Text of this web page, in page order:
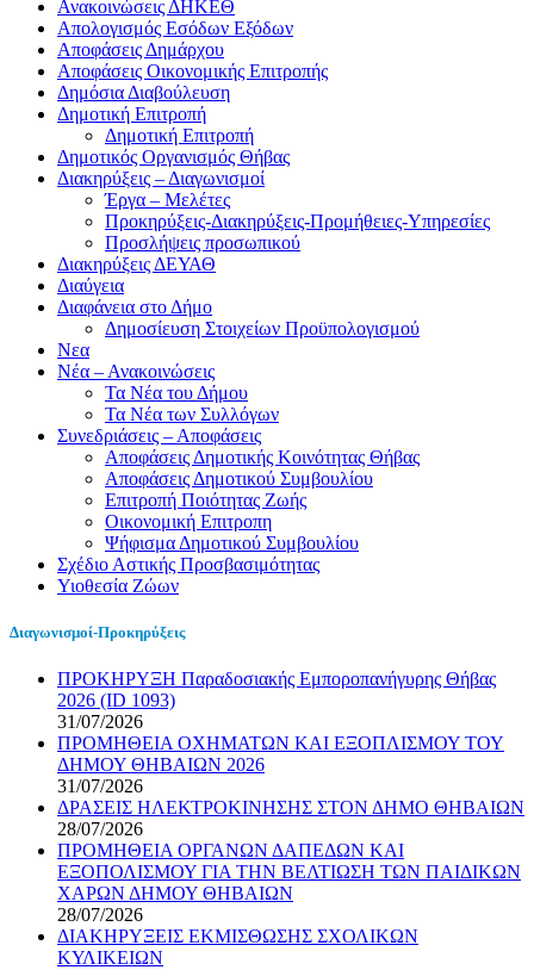
Ανακοινώσεις ΔΗΚΕΘ
Απολογισμός Εσόδων Εξόδων
Αποφάσεις Δημάρχου
Αποφάσεις Οικονομικής Επιτροπής
Δημόσια Διαβούλευση
Δημοτική Επιτροπή
Δημοτική Επιτροπή
Δημοτικός Οργανισμός Θήβας
Διακηρύξεις – Διαγωνισμοί
Έργα – Μελέτες
Προκηρύξεις-Διακηρύξεις-Προμήθειες-Υπηρεσίες
Προσλήψεις προσωπικού
Διακηρύξεις ΔΕΥΑΘ
Διαύγεια
Διαφάνεια στο Δήμο
Δημοσίευση Στοιχείων Προϋπολογισμού
Νεα
Νέα – Ανακοινώσεις
Τα Νέα του Δήμου
Τα Νέα των Συλλόγων
Συνεδριάσεις – Αποφάσεις
Αποφάσεις Δημοτικής Κοινότητας Θήβας
Αποφάσεις Δημοτικού Συμβουλίου
Επιτροπή Ποιότητας Ζωής
Οικονομική Επιτροπη
Ψήφισμα Δημοτικού Συμβουλίου
Σχέδιο Αστικής Προσβασιμότητας
Υιοθεσία Ζώων
Διαγωνισμοί-Προκηρύξεις
ΠΡΟΚΗΡΥΞΗ Παραδοσιακής Εμποροπανήγυρης Θήβας
2026 (ID 1093)
31/07/2026
ΠΡΟΜΗΘΕΙΑ ΟΧΗΜΑΤΩΝ ΚΑΙ ΕΞΟΠΛΙΣΜΟΥ ΤΟΥ
ΔΗΜΟΥ ΘΗΒΑΙΩΝ 2026
31/07/2026
ΔΡΑΣΕΙΣ ΗΛΕΚΤΡΟΚΙΝΗΣΗΣ ΣΤΟΝ ΔΗΜΟ ΘΗΒΑΙΩΝ
28/07/2026
ΠΡΟΜΗΘΕΙΑ ΟΡΓΑΝΩΝ ΔΑΠΕΔΩΝ ΚΑΙ
ΕΞΟΠΟΛΙΣΜΟΥ ΓΙΑ ΤΗΝ ΒΕΛΤΙΩΣΗ ΤΩΝ ΠΑΙΔΙΚΩΝ
ΧΑΡΩΝ ΔΗΜΟΥ ΘΗΒΑΙΩΝ
28/07/2026
ΔΙΑΚΗΡΥΞΕΙΣ ΕΚΜΙΣΘΩΣΗΣ ΣΧΟΛΙΚΩΝ
ΚΥΛΙΚΕΙΩΝ